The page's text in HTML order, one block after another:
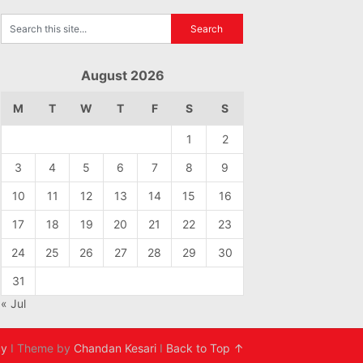
August 2026
M T W T F S S
1 2
3 4 5 6 7 8 9
10 11 12 13 14 15 16
17 18 19 20 21 22 23
24 25 26 27 28 29 30
31
« Jul
I Theme by Chandan Kesari I Back to Top ↑